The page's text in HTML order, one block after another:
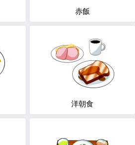
赤飯
洋朝食